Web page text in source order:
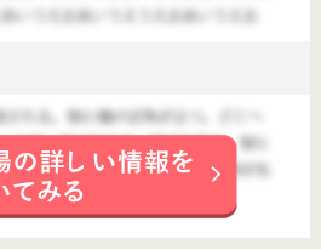
駅徒歩10分以内
■【名古屋・南区エリア】居宅ケアマネ業務♪高給与♪